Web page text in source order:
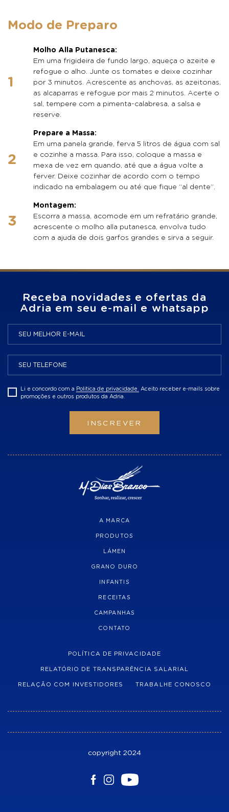
Modo de Preparo
Molho Alla Putanesca:
Em uma frigideira de fundo largo, aqueça o azeite e
refogue o alho. Junte os tomates e deixe cozinhar
por 3 minutos. Acrescente as anchovas, as azeitonas,
as alcaparras e refogue por mais 2 minutos. Acerte o
sal, tempere com a pimenta-calabresa, a salsa e
reserve.
Prepare a Massa:
Em uma panela grande, ferva 5 litros de água com sal
e cozinhe a massa. Para isso, coloque a massa e
mexa de vez em quando, até que a água volte a
ferver. Deixe cozinhar de acordo com o tempo
indicado na embalagem ou até que fique “al dente”.
Montagem:
Escorra a massa, acomode em um refratário grande,
acrescente o molho alla putanesca, envolva tudo
com a ajuda de dois garfos grandes e sirva a seguir.
Receba novidades e ofertas da
Adria em seu e-mail e whatsapp
Li e concordo com a Politica de privacidade.
Aceito receber e-mails sobre
promoções e outros produtos da Adria.
INSCREVER
A MARCA
PRODUTOS
LÁMEN
GRANO DURO
INFANTIS
RECEITAS
CAMPANHAS
CONTATO
POLÍTICA DE PRIVACIDADE
RELATÓRIO DE TRANSPARÊNCIA SALARIAL
RELAÇÃO COM INVESTIDORES TRABALHE CONOSCO
copyright 2024